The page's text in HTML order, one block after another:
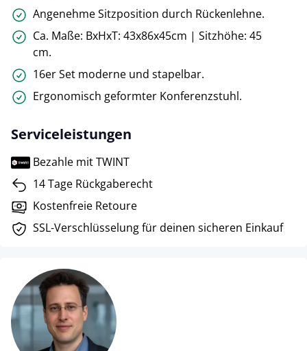
Angenehme Sitzposition durch Rückenlehne.
Ca. Maße: BxHxT: 43x86x45cm | Sitzhöhe: 45
cm.
16er Set moderne und stapelbar.
Ergonomisch geformter Konferenzstuhl.
Serviceleistungen
Bezahle mit TWINT
14 Tage Rückgaberecht
Kostenfreie Retoure
SSL-Verschlüsselung für deinen sicheren Einkauf